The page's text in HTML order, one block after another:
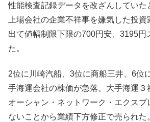
性能検査記録データを改ざんしていた
上場会社の企業不祥事を嫌気した投
出て値幅制限下限の700円安、3195円
た。
2位に川崎汽船、3位に商船三井、6位
手海運会社の株価が急落。大手海運３
オーシャン・ネットワーク・エクスプ
ないことから業績下方修正で売られた